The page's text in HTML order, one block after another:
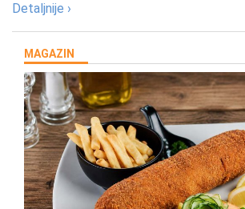
Detaljnije ›
MAGAZIN